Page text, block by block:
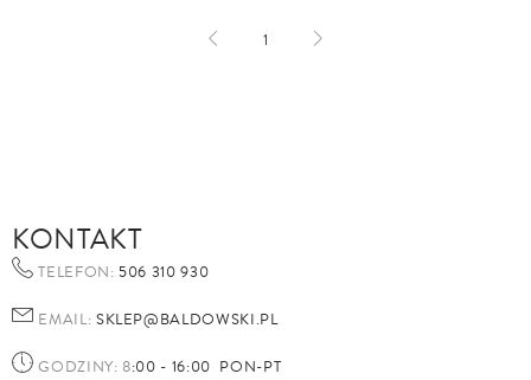
1
KONTAKT
TELEFON: 506 310 930
EMAIL: SKLEP@BALDOWSKI.PL
GODZINY: 8:00 - 16:00 PON-PT